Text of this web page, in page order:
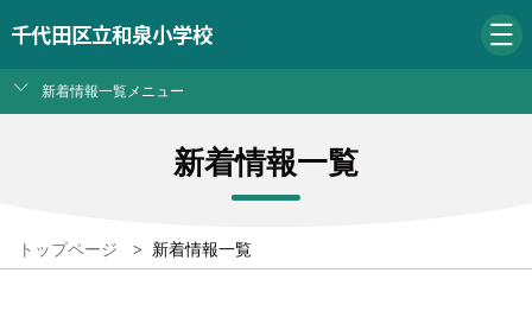
千代田区立和泉小学校
新着情報一覧メニュー
新着情報一覧
トップページ > 新着情報一覧